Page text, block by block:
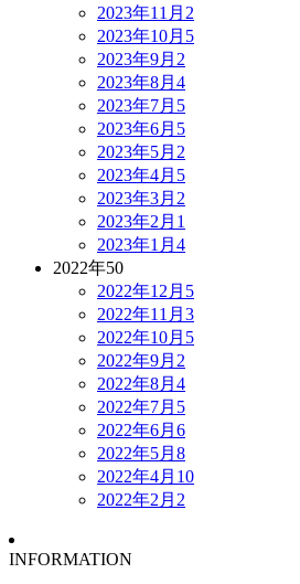
2023年11月 2
2023年10月 5
2023年9月 2
2023年8月 4
2023年7月 5
2023年6月 5
2023年5月 2
2023年4月 5
2023年3月 2
2023年2月 1
2023年1月 4
2022年50
2022年12月 5
2022年11月 3
2022年10月 5
2022年9月 2
2022年8月 4
2022年7月 5
2022年6月 6
2022年5月 8
2022年4月 10
2022年2月 2
INFORMATION